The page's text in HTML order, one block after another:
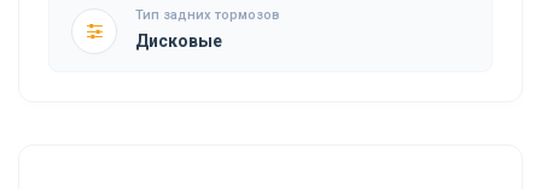
Тип задних тормозов
Дисковые